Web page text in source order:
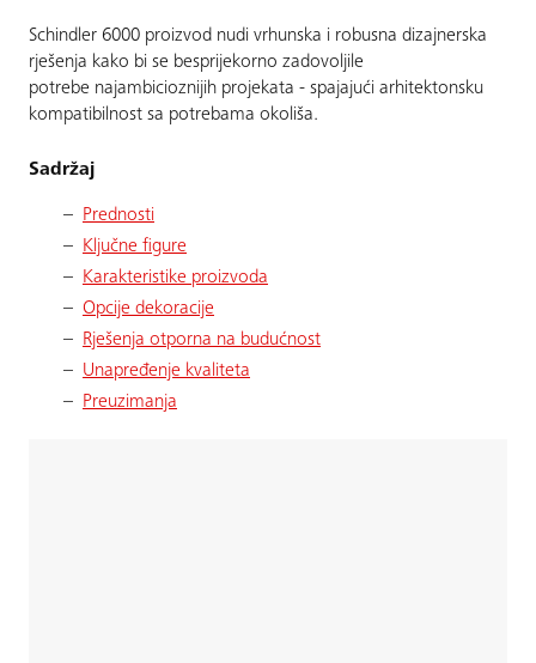
Schindler 6000 proizvod nudi vrhunska i robusna dizajnerska
rješenja kako bi se besprijekorno zadovoljile
potrebe najambicioznijih projekata - spajajući arhitektonsku
kompatibilnost sa potrebama okoliša.
Sadržaj
Prednosti
Ključne figure
Karakteristike proizvoda
Opcije dekoracije
Rješenja otporna na budućnost
Unapređenje kvaliteta
Preuzimanja